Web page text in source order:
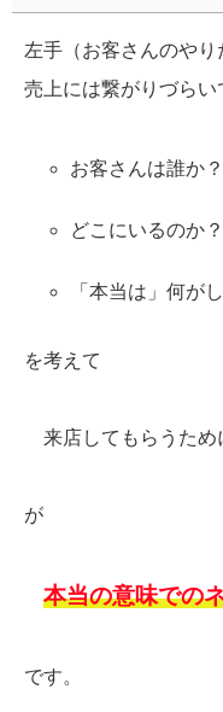
左手（お客さんのやり
売上には繋がりづらい
お客さんは誰か？
どこにいるのか？
「本当は」何が
を考えて
来店してもらうた
が
本当の意味での
です。